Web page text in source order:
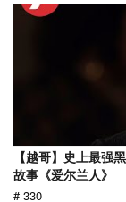
【越哥】史上最强
故事《爱尔兰人》
# 330